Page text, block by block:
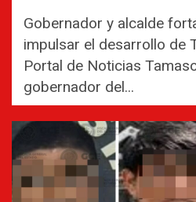
Gobernador y alcalde
impulsar el desarrollo de
Portal de Noticias
gobernador del...